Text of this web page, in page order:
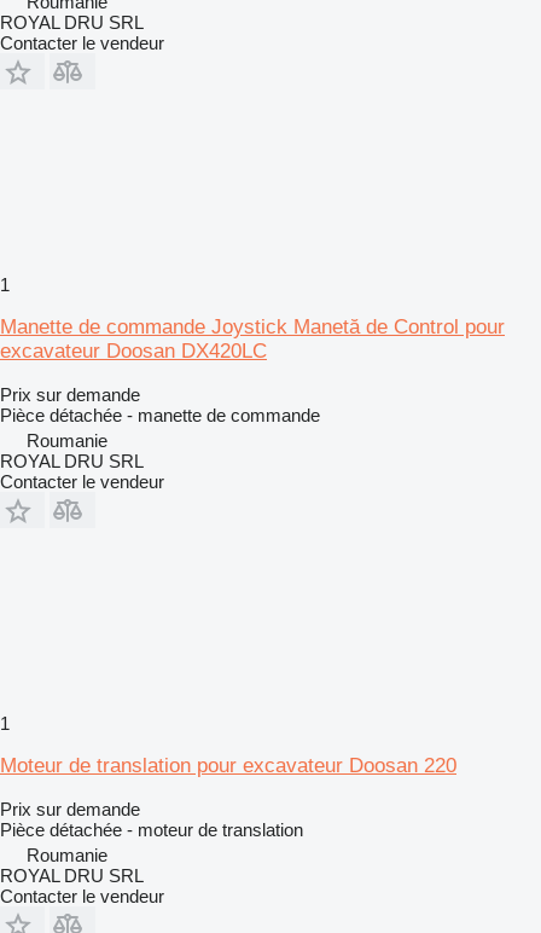
ROYAL DRU SRL
Contacter le vendeur
1
Manette de commande Joystick Manetă de Control pour
excavateur Doosan DX420LC
Prix sur demande
Pièce détachée - manette de commande
Roumanie
ROYAL DRU SRL
Contacter le vendeur
1
Moteur de translation pour excavateur Doosan 220
Prix sur demande
Pièce détachée - moteur de translation
Roumanie
ROYAL DRU SRL
Contacter le vendeur